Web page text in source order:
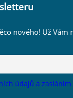
nového! Už Vám
údajů a